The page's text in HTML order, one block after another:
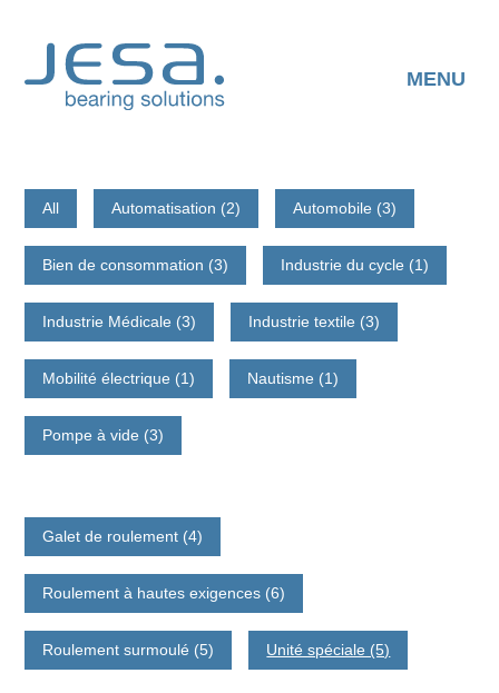
content
MENU
All Automatisation (2) Automobile (3)
Bien de consommation (3) Industrie du cycle (1)
Industrie Médicale (3) Industrie textile (3)
Mobilité électrique (1) Nautisme (1)
Pompe à vide (3)
Galet de roulement (4)
Roulement à hautes exigences (6)
Roulement surmoulé (5) Unité spéciale (5)